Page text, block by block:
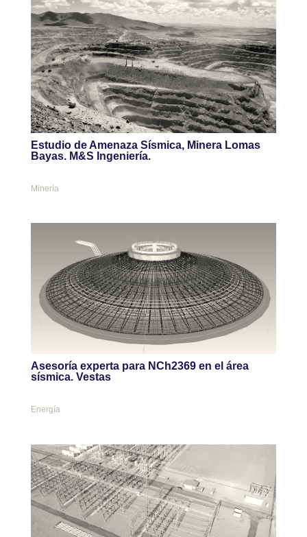
Estudio de Amenaza Sísmica, Minera Lomas
Bayas. M&S Ingeniería.
Minería
Asesoría experta para NCh2369 en el área
sísmica. Vestas
Energía